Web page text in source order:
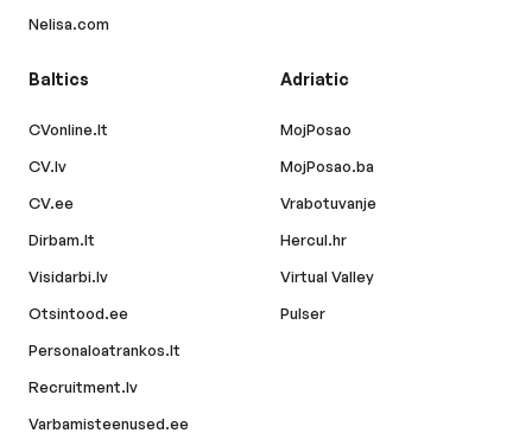
Nelisa.com
Baltics
CVonline.lt
CV.lv
CV.ee
Dirbam.lt
Visidarbi.lv
Otsintood.ee
Personaloatrankos.lt
Recruitment.lv
Varbamisteenused.ee
Adriatic
MojPosao
MojPosao.ba
Vrabotuvanje
Hercul.hr
Virtual Valley
Pulser